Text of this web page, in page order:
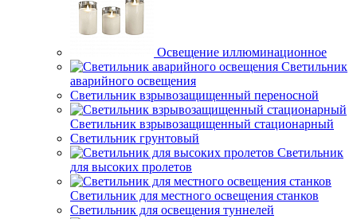
Освещение иллюминационное
Светильник
аварийного освещения
Светильник взрывозащищенный переносной
Светильник взрывозащищенный стационарный
Светильник грунтовый
Светильник
для высоких пролетов
Светильник для местного освещения станков
Светильник для освещения туннелей